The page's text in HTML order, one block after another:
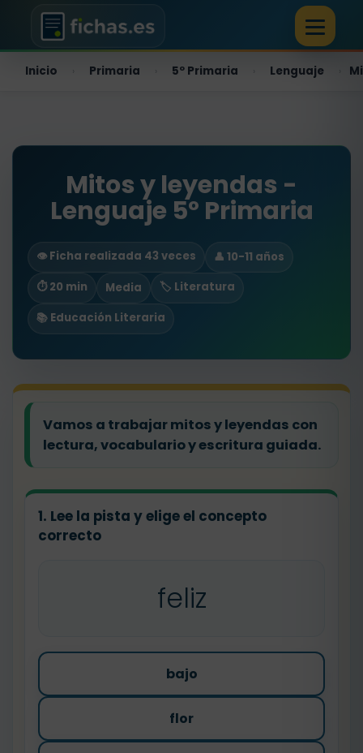
Inicio Primaria 5º Primaria Lenguaje
Mitos y leyendas -
Lenguaje 5º Primaria
👁️ Ficha realizada 43 veces
👤 10-11 años
⏱ 20 min
Media
🏷️ Literatura
📚 Educación Literaria
Vamos a trabajar mitos y leyendas con
lectura, vocabulario y escritura guiada.
1. Lee la pista y elige el concepto
correcto
feliz
bajo
flor